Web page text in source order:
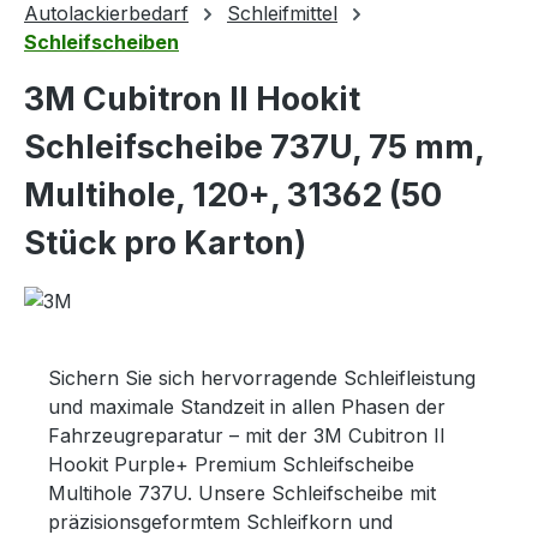
Autolackierbedarf
Schleifmittel
Schleifscheiben
3M Cubitron II Hookit
Schleifscheibe 737U, 75 mm,
Multihole, 120+, 31362 (50
Stück pro Karton)
Sichern Sie sich hervorragende Schleifleistung
und maximale Standzeit in allen Phasen der
Fahrzeugreparatur – mit der 3M Cubitron II
Hookit Purple+ Premium Schleifscheibe
Multihole 737U. Unsere Schleifscheibe mit
präzisionsgeformtem Schleifkorn und